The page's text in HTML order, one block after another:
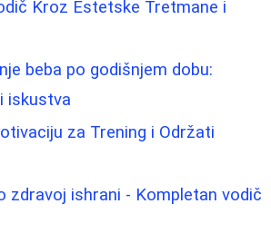
Kroz Estetske Tretmane i
beba po godišnjem dobu:
iskustva
za Trening i Održati
zdravoj ishrani - Kompletan vodič